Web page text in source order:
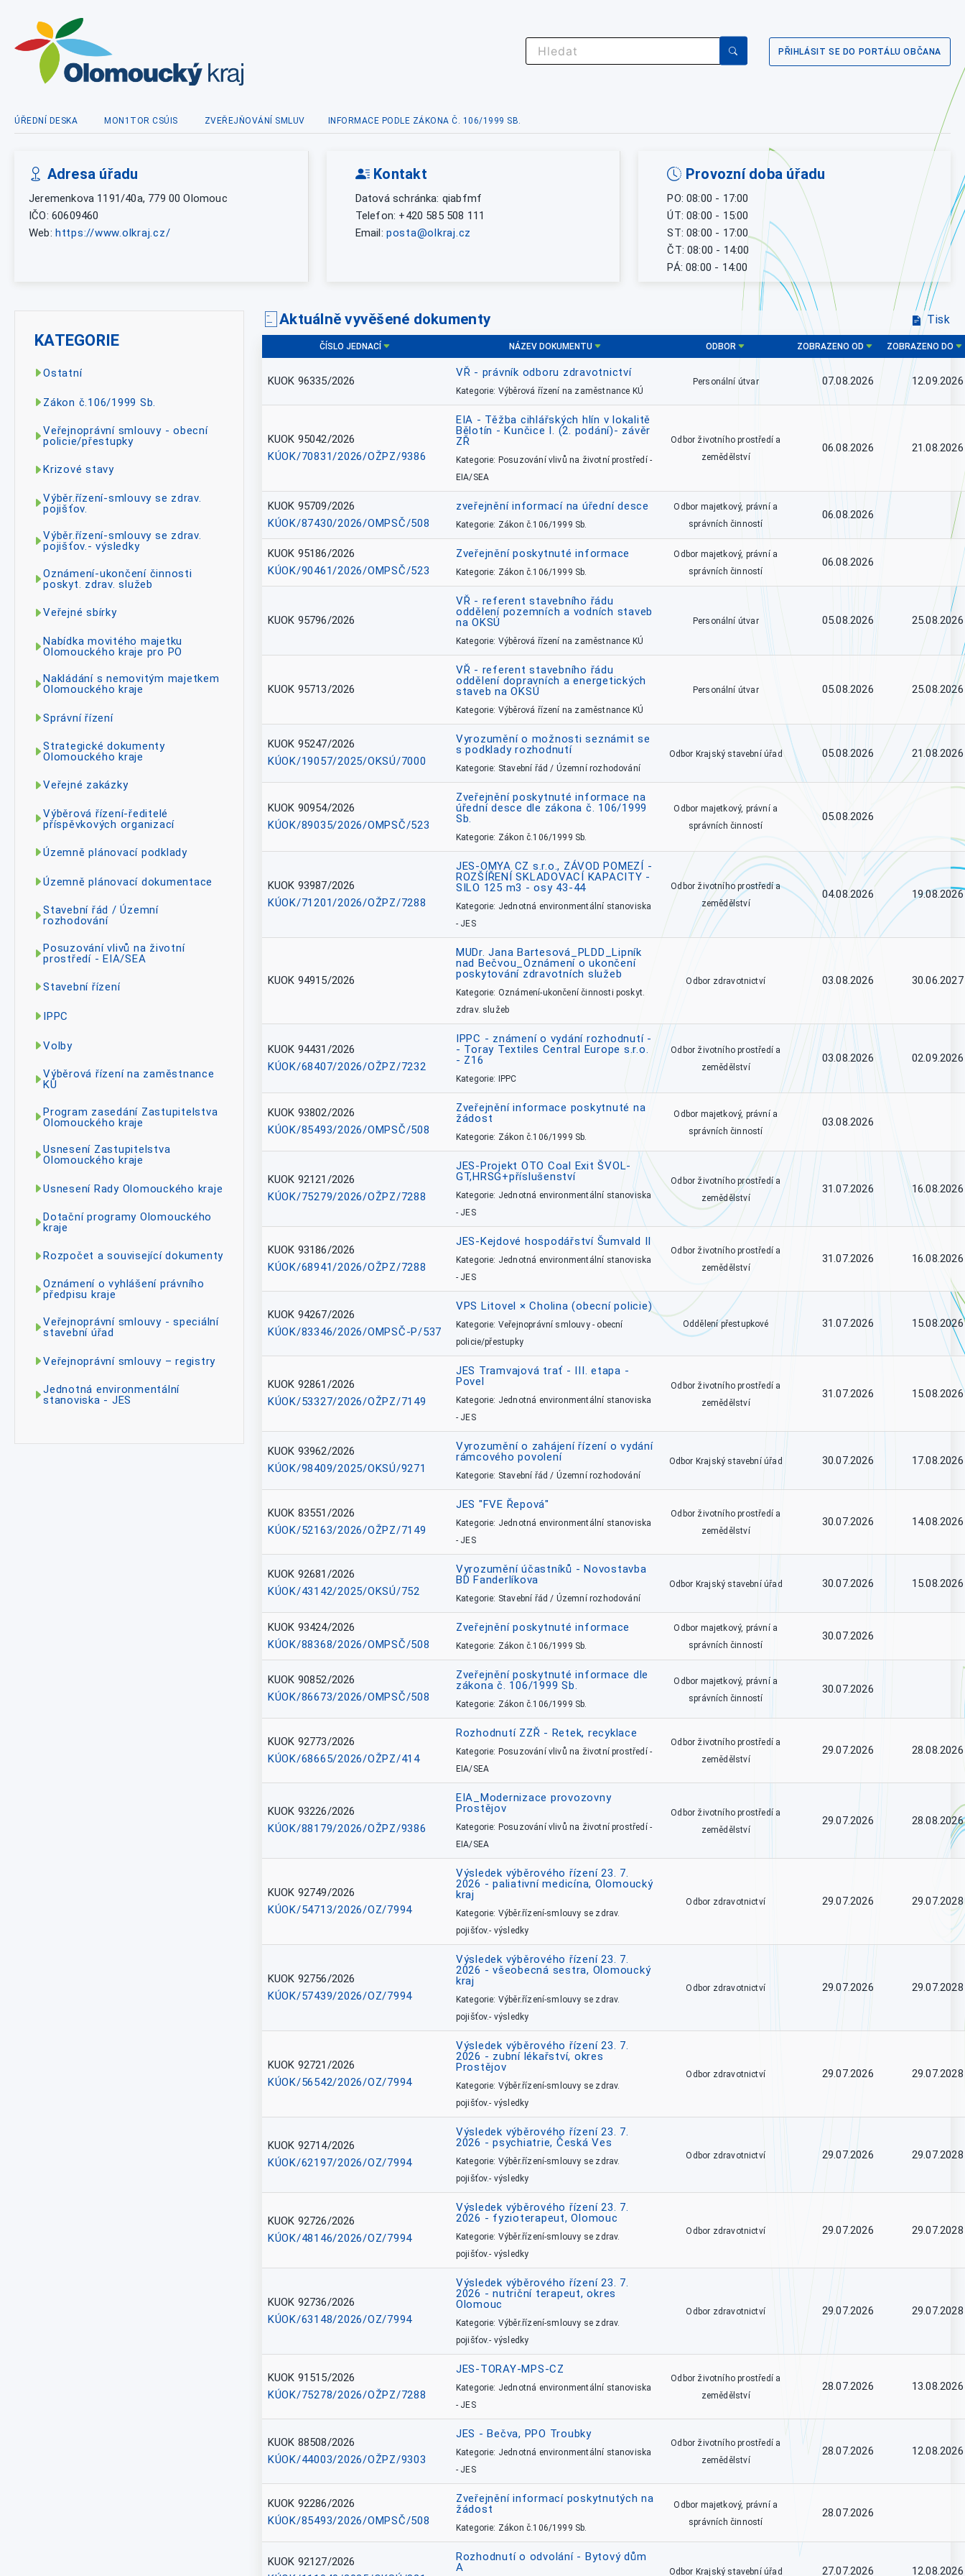
PŘIHLÁSIT SE DO PORTÁLU OBČANA
ÚŘEDNÍ DESKA MON1TOR CSÚIS ZVEŘEJŇOVÁNÍ SMLUV INFORMACE PODLE ZÁKONA Č. 106/1999 SB.
Adresa úřadu
Jeremenkova 1191/40a, 779 00 Olomouc
IČO: 60609460
Web: https://www.olkraj.cz/
Kontakt
Datová schránka: qiabfmf
Telefon: +420 585 508 111
Email: posta@olkraj.cz
Provozní doba úřadu
PO: 08:00 - 17:00
ÚT: 08:00 - 15:00
ST: 08:00 - 17:00
ČT: 08:00 - 14:00
PÁ: 08:00 - 14:00
KATEGORIE
Ostatní
Zákon č.106/1999 Sb.
Veřejnoprávní smlouvy - obecní
policie/přestupky
Krizové stavy
Výběr.řízení-smlouvy se zdrav.
pojišťov.
Výběr.řízení-smlouvy se zdrav.
pojišťov.- výsledky
Oznámení-ukončení činnosti
poskyt. zdrav. služeb
Veřejné sbírky
Nabídka movitého majetku
Olomouckého kraje pro PO
Nakládání s nemovitým majetkem
Olomouckého kraje
Správní řízení
Strategické dokumenty
Olomouckého kraje
Veřejné zakázky
Výběrová řízení-ředitelé
příspěvkových organizací
Územně plánovací podklady
Územně plánovací dokumentace
Stavební řád / Územní
rozhodování
Posuzování vlivů na životní
prostředí - EIA/SEA
Stavební řízení
IPPC
Volby
Výběrová řízení na zaměstnance
KÚ
Program zasedání Zastupitelstva
Olomouckého kraje
Usnesení Zastupitelstva
Olomouckého kraje
Usnesení Rady Olomouckého kraje
Dotační programy Olomouckého
kraje
Rozpočet a související dokumenty
Oznámení o vyhlášení právního
předpisu kraje
Veřejnoprávní smlouvy - speciální
stavební úřad
Veřejnoprávní smlouvy – registry
Jednotná environmentální
stanoviska - JES
Aktuálně vyvěšené dokumenty Tisk
ČÍSLO JEDNACÍ NÁZEV DOKUMENTU ODBOR ZOBRAZENO OD ZOBRAZENO DO
KUOK 96335/2026
VŘ - právník odboru zdravotnictví
Kategorie: Výběrová řízení na zaměstnance KÚ
Personální útvar 07.08.2026 12.09.2026
KUOK 95042/2026
KÚOK/70831/2026/OŽPZ/9386
EIA - Těžba cihlářských hlín v lokalitě
Bělotín - Kunčice I. (2. podání)- závěr
ZŘ
Kategorie: Posuzování vlivů na životní prostředí -
EIA/SEA
Odbor životního prostředí a
zemědělství
06.08.2026 21.08.2026
KUOK 95709/2026
KÚOK/87430/2026/OMPSČ/508
zveřejnění informací na úřední desce
Kategorie: Zákon č.106/1999 Sb.
Odbor majetkový, právní a
správních činností
06.08.2026
KUOK 95186/2026
KÚOK/90461/2026/OMPSČ/523
Zveřejnění poskytnuté informace
Kategorie: Zákon č.106/1999 Sb.
Odbor majetkový, právní a
správních činností
06.08.2026
KUOK 95796/2026
VŘ - referent stavebního řádu
oddělení pozemních a vodních staveb
na OKSÚ
Kategorie: Výběrová řízení na zaměstnance KÚ
Personální útvar 05.08.2026 25.08.2026
KUOK 95713/2026
VŘ - referent stavebního řádu
oddělení dopravních a energetických
staveb na OKSÚ
Kategorie: Výběrová řízení na zaměstnance KÚ
Personální útvar 05.08.2026 25.08.2026
KUOK 95247/2026
KÚOK/19057/2025/OKSÚ/7000
Vyrozumění o možnosti seznámit se
s podklady rozhodnutí
Kategorie: Stavební řád / Územní rozhodování
Odbor Krajský stavební úřad 05.08.2026 21.08.2026
KUOK 90954/2026
KÚOK/89035/2026/OMPSČ/523
Zveřejnění poskytnuté informace na
úřední desce dle zákona č. 106/1999
Sb.
Kategorie: Zákon č.106/1999 Sb.
Odbor majetkový, právní a
správních činností
05.08.2026
KUOK 93987/2026
KÚOK/71201/2026/OŽPZ/7288
JES-OMYA CZ s.r.o., ZÁVOD POMEZÍ -
ROZŠÍŘENÍ SKLADOVACÍ KAPACITY -
SILO 125 m3 - osy 43-44
Kategorie: Jednotná environmentální stanoviska
- JES
Odbor životního prostředí a
zemědělství
04.08.2026 19.08.2026
KUOK 94915/2026
MUDr. Jana Bartesová_PLDD_Lipník
nad Bečvou_Oznámení o ukončení
poskytování zdravotních služeb
Kategorie: Oznámení-ukončení činnosti poskyt.
zdrav. služeb
Odbor zdravotnictví 03.08.2026 30.06.2027
KUOK 94431/2026
KÚOK/68407/2026/OŽPZ/7232
IPPC - známení o vydání rozhodnutí -
- Toray Textiles Central Europe s.r.o.
- Z16
Kategorie: IPPC
Odbor životního prostředí a
zemědělství
03.08.2026 02.09.2026
KUOK 93802/2026
KÚOK/85493/2026/OMPSČ/508
Zveřejnění informace poskytnuté na
žádost
Kategorie: Zákon č.106/1999 Sb.
Odbor majetkový, právní a
správních činností
03.08.2026
KUOK 92121/2026
KÚOK/75279/2026/OŽPZ/7288
JES-Projekt OTO Coal Exit ŠVOL-
GT,HRSG+příslušenství
Kategorie: Jednotná environmentální stanoviska
- JES
Odbor životního prostředí a
zemědělství
31.07.2026 16.08.2026
KUOK 93186/2026
KÚOK/68941/2026/OŽPZ/7288
JES-Kejdové hospodářství Šumvald II
Kategorie: Jednotná environmentální stanoviska
- JES
Odbor životního prostředí a
zemědělství
31.07.2026 16.08.2026
KUOK 94267/2026
KÚOK/83346/2026/OMPSČ-P/537
VPS Litovel × Cholina (obecní policie)
Kategorie: Veřejnoprávní smlouvy - obecní
policie/přestupky
Oddělení přestupkové 31.07.2026 15.08.2026
KUOK 92861/2026
KÚOK/53327/2026/OŽPZ/7149
JES Tramvajová trať - III. etapa -
Povel
Kategorie: Jednotná environmentální stanoviska
- JES
Odbor životního prostředí a
zemědělství
31.07.2026 15.08.2026
KUOK 93962/2026
KÚOK/98409/2025/OKSÚ/9271
Vyrozumění o zahájení řízení o vydání
rámcového povolení
Kategorie: Stavební řád / Územní rozhodování
Odbor Krajský stavební úřad 30.07.2026 17.08.2026
KUOK 83551/2026
KÚOK/52163/2026/OŽPZ/7149
JES "FVE Řepová"
Kategorie: Jednotná environmentální stanoviska
- JES
Odbor životního prostředí a
zemědělství
30.07.2026 14.08.2026
KUOK 92681/2026
KÚOK/43142/2025/OKSÚ/752
Vyrozumění účastníků - Novostavba
BD Fanderlíkova
Kategorie: Stavební řád / Územní rozhodování
Odbor Krajský stavební úřad 30.07.2026 15.08.2026
KUOK 93424/2026
KÚOK/88368/2026/OMPSČ/508
Zveřejnění poskytnuté informace
Kategorie: Zákon č.106/1999 Sb.
Odbor majetkový, právní a
správních činností
30.07.2026
KUOK 90852/2026
KÚOK/86673/2026/OMPSČ/508
Zveřejnění poskytnuté informace dle
zákona č. 106/1999 Sb.
Kategorie: Zákon č.106/1999 Sb.
Odbor majetkový, právní a
správních činností
30.07.2026
KUOK 92773/2026
KÚOK/68665/2026/OŽPZ/414
Rozhodnutí ZZŘ - Retek, recyklace
Kategorie: Posuzování vlivů na životní prostředí -
EIA/SEA
Odbor životního prostředí a
zemědělství
29.07.2026 28.08.2026
KUOK 93226/2026
KÚOK/88179/2026/OŽPZ/9386
EIA_Modernizace provozovny
Prostějov
Kategorie: Posuzování vlivů na životní prostředí -
EIA/SEA
Odbor životního prostředí a
zemědělství
29.07.2026 28.08.2026
KUOK 92749/2026
KÚOK/54713/2026/OZ/7994
Výsledek výběrového řízení 23. 7.
2026 - paliativní medicína, Olomoucký
kraj
Kategorie: Výběr.řízení-smlouvy se zdrav.
pojišťov.- výsledky
Odbor zdravotnictví 29.07.2026 29.07.2028
KUOK 92756/2026
KÚOK/57439/2026/OZ/7994
Výsledek výběrového řízení 23. 7.
2026 - všeobecná sestra, Olomoucký
kraj
Kategorie: Výběr.řízení-smlouvy se zdrav.
pojišťov.- výsledky
Odbor zdravotnictví 29.07.2026 29.07.2028
KUOK 92721/2026
KÚOK/56542/2026/OZ/7994
Výsledek výběrového řízení 23. 7.
2026 - zubní lékařství, okres
Prostějov
Kategorie: Výběr.řízení-smlouvy se zdrav.
pojišťov.- výsledky
Odbor zdravotnictví 29.07.2026 29.07.2028
KUOK 92714/2026
KÚOK/62197/2026/OZ/7994
Výsledek výběrového řízení 23. 7.
2026 - psychiatrie, Česká Ves
Kategorie: Výběr.řízení-smlouvy se zdrav.
pojišťov.- výsledky
Odbor zdravotnictví 29.07.2026 29.07.2028
KUOK 92726/2026
KÚOK/48146/2026/OZ/7994
Výsledek výběrového řízení 23. 7.
2026 - fyzioterapeut, Olomouc
Kategorie: Výběr.řízení-smlouvy se zdrav.
pojišťov.- výsledky
Odbor zdravotnictví 29.07.2026 29.07.2028
KUOK 92736/2026
KÚOK/63148/2026/OZ/7994
Výsledek výběrového řízení 23. 7.
2026 - nutriční terapeut, okres
Olomouc
Kategorie: Výběr.řízení-smlouvy se zdrav.
pojišťov.- výsledky
Odbor zdravotnictví 29.07.2026 29.07.2028
KUOK 91515/2026
KÚOK/75278/2026/OŽPZ/7288
JES-TORAY-MPS-CZ
Kategorie: Jednotná environmentální stanoviska
- JES
Odbor životního prostředí a
zemědělství
28.07.2026 13.08.2026
KUOK 88508/2026
KÚOK/44003/2026/OŽPZ/9303
JES - Bečva, PPO Troubky
Kategorie: Jednotná environmentální stanoviska
- JES
Odbor životního prostředí a
zemědělství
28.07.2026 12.08.2026
KUOK 92286/2026
KÚOK/85493/2026/OMPSČ/508
Zveřejnění informací poskytnutých na
žádost
Kategorie: Zákon č.106/1999 Sb.
Odbor majetkový, právní a
správních činností
28.07.2026
KUOK 92127/2026
Rozhodnutí o odvolání - Bytový dům
A
Odbor Krajský stavební úřad 27.07.2026 12.08.2026